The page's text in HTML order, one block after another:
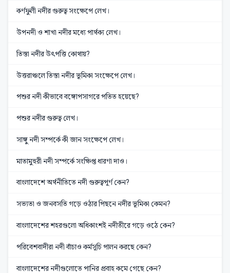
কর্ণফুলী নদীর গুরুত্ব সংক্ষেপে লেখ।
উপনদী ও শাখা নদীর মধ্যে পার্থক্য লেখ।
তিস্তা নদীর উৎপত্তি কোথায়?
উত্তরাঞ্চলে তিস্তা নদীর ভূমিকা সংক্ষেপে লেখ।
পশুর নদী কীভাবে বঙ্গোপসাগরে পতিত হয়েছে?
পশুর নদীর গুরুত্ব লেখ।
সাঙ্গু নদী সম্পর্কে কী জান সংক্ষেপে লেখ।
মাতামুহুরী নদী সম্পর্কে সংক্ষিপ্ত ধারণা দাও।
বাংলাদেশে অর্থনীতিতে নদী গুরুত্বপূর্ণ কেন?
সভ্যতা ও জনবসতি গড়ে ওঠার পিছনে নদীর ভূমিকা কেমন?
বাংলাদেশের শহরগুলো অধিকাংশই নদীতীরে গড়ে ওঠে কেন?
পরিবেশবাদীরা নদী বাঁচাও কর্মসূচি পালন করছে কেন?
বাংলাদেশের নদীগুলোতে পানির প্রবাহ কমে গেছে কেন?